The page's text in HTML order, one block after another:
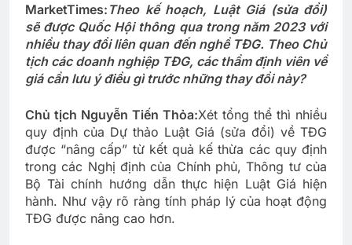
MarketTimes: Theo kế hoạch, Luật Giá (sửa đổi)
sẽ được Quốc Hội thông qua trong năm 2023 với
nhiều thay đổi liên quan đến nghề TĐG. Theo Chủ
tịch các doanh nghiệp TĐG, các thẩm định viên về
giá cần lưu ý điều gì trước những thay đổi này?
Chủ tịch Nguyễn Tiến Thỏa:Xét tổng thể thì nhiều
quy định của Dự thảo Luật Giá (sửa đổi) về TĐG
được “nâng cấp” từ kết quả kế thừa các quy định
trong các Nghị định của Chính phủ, Thông tư của
Bộ Tài chính hướng dẫn thực hiện Luật Giá hiện
hành. Như vậy rõ ràng tính pháp lý của hoạt động
TĐG được nâng cao hơn.